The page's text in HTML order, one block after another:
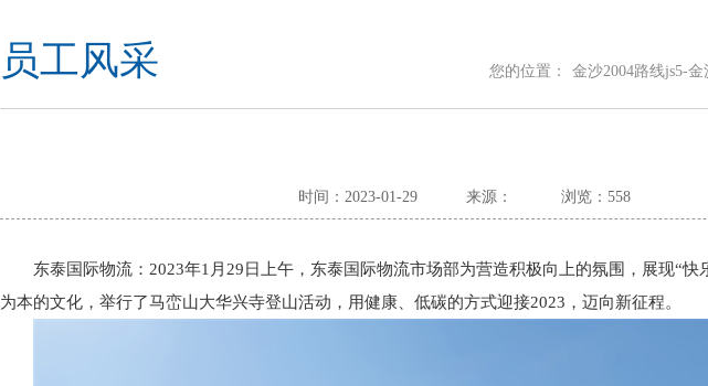
员工风采 您的位置： 金沙2004路线js5-
时间：2023-01-29 来源： 浏览：558
东泰国际物流：2023年1月29日上午，东泰国际物流市场部为营造积极向上的氛围，展现“快
为本的文化，举行了马峦山大华兴寺登山活动，用健康、低碳的方式迎接2023，迈向新征程。